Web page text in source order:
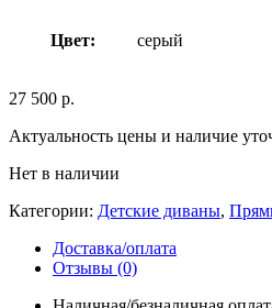
Цвет: серый
27 500 р.
Актуальность цены и наличие
Нет в наличии
Категории: Детские диваны,
Доставка/оплата
Отзывы (0)